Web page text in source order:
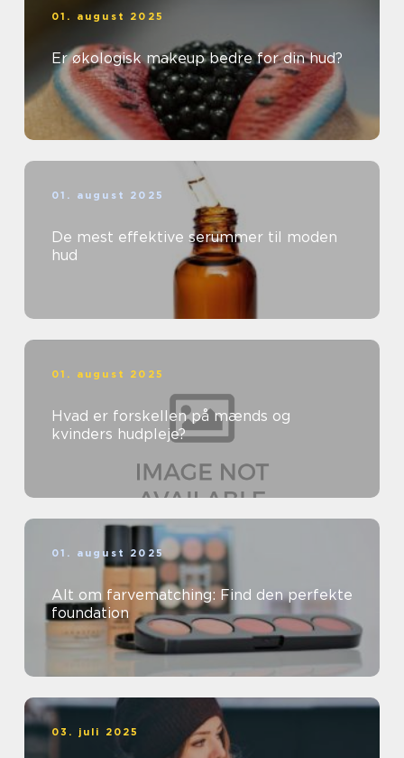
01. august 2025
Er økologisk makeup bedre for din hud?
01. august 2025
De mest effektive serummer til moden
hud
01. august 2025
Hvad er forskellen på mænds og
kvinders hudpleje?
01. august 2025
Alt om farvematching: Find den perfekte
foundation
03. juli 2025